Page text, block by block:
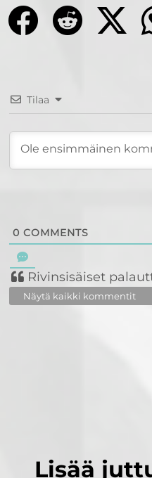
Tilaa
0 COMMENTS
Rivinsisäiset
Näytä kaikki kommentit
Lisää